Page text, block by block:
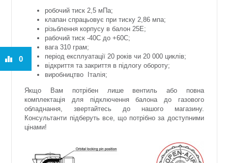
робочий тиск 2,5 мПа;
клапан спрацьовує при тиску 2,86 мпа;
різьблення корпусу в балон 25Е;
рабочий тиск -40С до +60С;
вага 310 грам;
період експлуатації 20 років чи 20 000 циклів;
відкриття та закриття в підлогу обороту;
виробництво
Італія;
Якщо Вам потрібен лише вентиль або повна
комплектація для підключення балона до газового
обладнання, звертайтесь до нашого магазину.
Консультанти підберуть все, що потрібно за доступними
цінами!
0